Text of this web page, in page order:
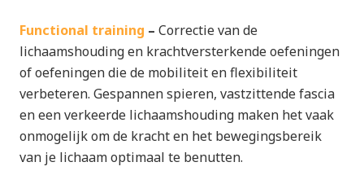
Functional training – Correctie van de
lichaamshouding en krachtversterkende oefeningen
of oefeningen die de mobiliteit en flexibiliteit
verbeteren. Gespannen spieren, vastzittende fascia
en een verkeerde lichaamshouding maken het vaak
onmogelijk om de kracht en het bewegingsbereik
van je lichaam optimaal te benutten.